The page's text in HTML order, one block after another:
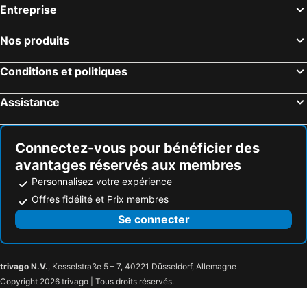
Spa, Wallonie Hôtels
Bruges, Flandres Hôtels
Nieuport, Flandres Hôtels
Middelkerke, Flandres Hôtels
Entreprise
Nos produits
Conditions et politiques
Assistance
Connectez-vous pour bénéficier des
avantages réservés aux membres
Personnalisez votre expérience
Offres fidélité et Prix membres
Se connecter
trivago N.V., Kesselstraße 5 – 7, 40221 Düsseldorf, Allemagne
Copyright 2026 trivago | Tous droits réservés.